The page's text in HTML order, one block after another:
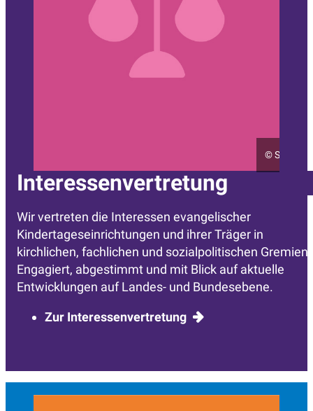
©Sarah
Interessenvertretung
Wir vertreten die Interessen evangelischer
Kindertageseinrichtungen und ihrer Träger in
kirchlichen, fachlichen und sozialpolitischen Gremien.
Engagiert, abgestimmt und mit Blick auf aktuelle
Entwicklungen auf Landes- und Bundesebene.
Zur Interessenvertretung